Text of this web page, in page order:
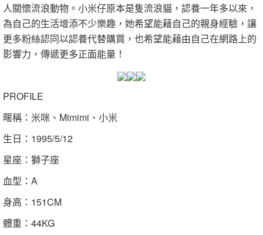
人關懷流浪動物。小米仔原本是隻流浪貓，認養一年多以來，
為自己的生活增添不少樂趣，她希望能藉自己的親身經驗，讓
更多粉絲認同以認養代替購買，也希望能藉由自己在網路上的
影響力，傳遞更多正面能量！
PROFILE
暱稱：米咪、Mimimi、小米
生日：1995/5/12
星座：獅子座
血型：A
身高：151CM
體重：44KG